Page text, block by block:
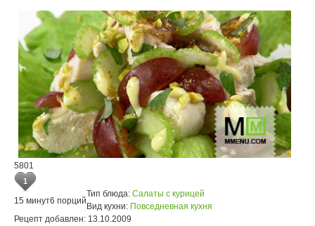
5801
1
15 минут6 порций
Тип блюда: Салаты с курицей
Вид кухни: Повседневная кухня
Рецепт добавлен: 13.10.2009